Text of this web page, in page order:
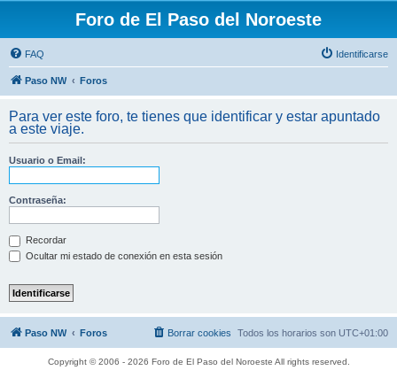
Foro de El Paso del Noroeste
FAQ Identificarse
Paso NW Foros
Para ver este foro, te tienes que identificar y estar apuntado
a este viaje.
Usuario o Email:
Contraseña:
Recordar
Ocultar mi estado de conexión en esta sesión
Paso NW Foros Todos los horarios son UTC+01:00
Borrar cookies
Copyright © 2006 - 2026 Foro de El Paso del Noroeste All rights reserved.